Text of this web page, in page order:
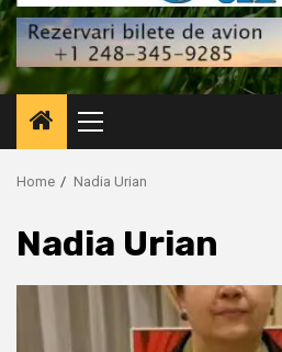
Primary
Menu
Home Nadia Urian
Nadia Urian